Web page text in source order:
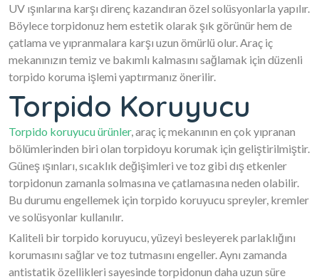
UV ışınlarına karşı direnç kazandıran özel solüsyonlarla yapılır.
Böylece torpidonuz hem estetik olarak şık görünür hem de
çatlama ve yıpranmalara karşı uzun ömürlü olur. Araç iç
mekanınızın temiz ve bakımlı kalmasını sağlamak için düzenli
torpido koruma işlemi yaptırmanız önerilir.
Torpido Koruyucu
Torpido koruyucu ürünler, araç iç mekanının en çok yıpranan
bölümlerinden biri olan torpidoyu korumak için geliştirilmiştir.
Güneş ışınları, sıcaklık değişimleri ve toz gibi dış etkenler
torpidonun zamanla solmasına ve çatlamasına neden olabilir.
Bu durumu engellemek için torpido koruyucu spreyler, kremler
ve solüsyonlar kullanılır.
Kaliteli bir torpido koruyucu, yüzeyi besleyerek parlaklığını
korumasını sağlar ve toz tutmasını engeller. Aynı zamanda
antistatik özellikleri sayesinde torpidonun daha uzun süre